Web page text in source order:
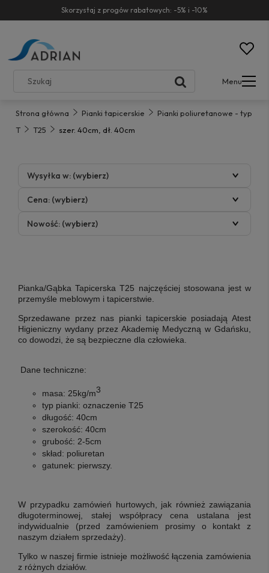
Skorzystaj z progów rabatowych: -5% i -10%
Menu
Strona główna Pianki tapicerskie
Pianki poliuretanowe - typ
T
T25 szer. 40cm, dł. 40cm
Wysyłka w: (wybierz)
Cena: (wybierz)
Nowość: (wybierz)
Pianka/Gąbka Tapicerska T25 najczęściej stosowana jest w
przemyśle meblowym i tapicerstwie.
Sprzedawane przez nas pianki tapicerskie posiadają Atest
Higieniczny wydany przez Akademię Medyczną w Gdańsku,
co dowodzi, że są bezpieczne dla człowieka.
Dane techniczne:
masa: 25kg/m3
typ pianki: oznaczenie T25
długość: 40cm
szerokość: 40cm
grubość: 2-5cm
skład: poliuretan
gatunek: pierwszy.
W przypadku zamówień hurtowych, jak również zawiązania
długoterminowej, stałej współpracy cena ustalana jest
indywidualnie (przed zamówieniem prosimy o kontakt z
naszym działem sprzedaży).
Tylko w naszej firmie istnieje możliwość łączenia zamówienia
z różnych działów.